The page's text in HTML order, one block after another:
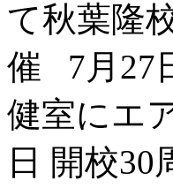
て秋葉隆
催 7月27
健室にエ
日 開校30